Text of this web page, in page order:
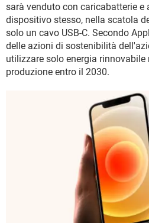
sarà venduto con caricabatterie e
dispositivo stesso, nella scatola
solo un cavo USB-C. Secondo
delle azioni di sostenibilità
utilizzare solo energia
produzione entro il 2030.